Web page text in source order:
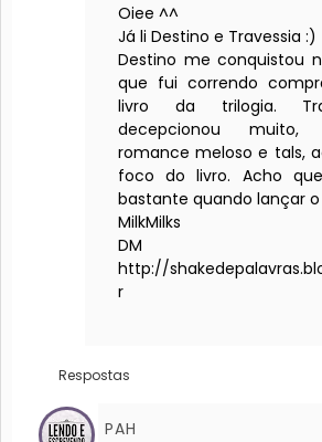
Oiee ^^
Já li Destino e Travessia :)
Destino me conquistou
que fui correndo
livro da trilogia.
decepcionou
romance meloso e tals,
foco do livro. Acho
bastante quando lançar o
MilkMilks
DM
http://
r
Respostas
PAH